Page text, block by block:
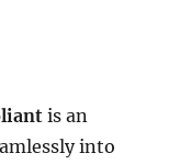
is an
into